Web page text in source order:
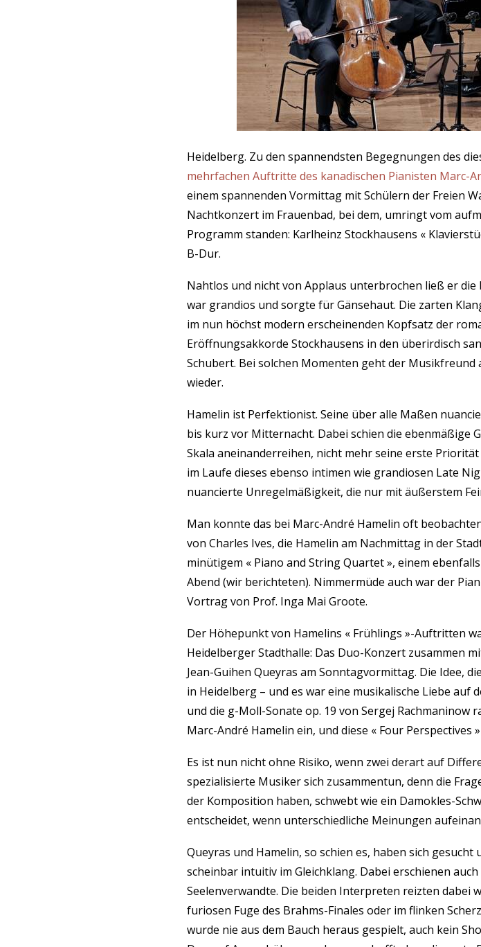
Heidelberg. Zu den spannendsten Begegnungen des
mehrfachen Auftritte des kanadischen Pianisten Marc-
einem spannenden Vormittag mit Schülern der Freien
Nachtkonzert im Frauenbad, bei dem, umringt vom
Programm standen: Karlheinz Stockhausens «
B-Dur.
Nahtlos und nicht von Applaus unterbrochen ließ er
war grandios und sorgte für Gänsehaut. Die zarten
im nun höchst modern erscheinenden Kopfsatz der
Eröffnungsakkorde Stockhausens in den überirdisch
Schubert. Bei solchen Momenten geht der Musikfreund
wieder.
Hamelin ist Perfektionist. Seine über alle Maßen
bis kurz vor Mitternacht. Dabei schien die ebenmäßige
Skala aneinanderreihen, nicht mehr seine erste
im Laufe dieses ebenso intimen wie grandiosen Late
nuancierte Unregelmäßigkeit, die nur mit äußerstem
Man konnte das bei Marc-André Hamelin oft
von Charles Ives, die Hamelin am Nachmittag in der
minütigem « Piano and String Quartet », einem
Abend (wir berichteten). Nimmermüde auch war der
Vortrag von Prof. Inga Mai Groote.
Der Höhepunkt von Hamelins « Frühlings »-Auftritten
Heidelberger Stadthalle: Das Duo-Konzert zusammen
Jean-Guihen Queyras am Sonntagvormittag. Die Idee,
in Heidelberg – und es war eine musikalische Liebe auf
und die g-Moll-Sonate op. 19 von Sergej Rachmaninow
Marc-André Hamelin ein, und diese « Four
Es ist nun nicht ohne Risiko, wenn zwei derart auf
spezialisierte Musiker sich zusammentun, denn die
der Komposition haben, schwebt wie ein Damokles-
entscheidet, wenn unterschiedliche Meinungen
Queyras und Hamelin, so schien es, haben sich
scheinbar intuitiv im Gleichklang. Dabei erschienen
Seelenverwandte. Die beiden Interpreten reizten dabei
furiosen Fuge des Brahms-Finales oder im flinken
wurde nie aus dem Bauch heraus gespielt, auch kein